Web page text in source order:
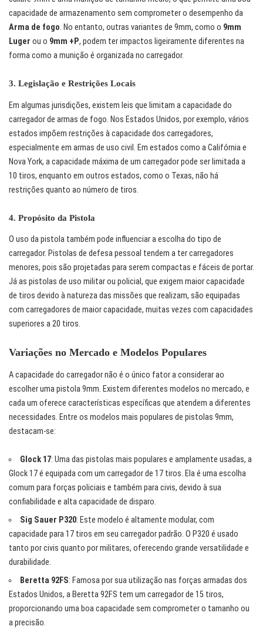
capacidade de armazenamento sem comprometer o desempenho da
Arma de fogo. No entanto, outras variantes de 9mm, como o 9mm
Luger ou o 9mm +P, podem ter impactos ligeiramente diferentes na
forma como a munição é organizada no carregador.
3. Legislação e Restrições Locais
Em algumas jurisdições, existem leis que limitam a capacidade do
carregador de armas de fogo. Nos Estados Unidos, por exemplo, vários
estados impõem restrições à capacidade dos carregadores,
especialmente em armas de uso civil. Em estados como a Califórnia e
Nova York, a capacidade máxima de um carregador pode ser limitada a
10 tiros, enquanto em outros estados, como o Texas, não há
restrições quanto ao número de tiros.
4. Propósito da Pistola
O uso da pistola também pode influenciar a escolha do tipo de
carregador. Pistolas de defesa pessoal tendem a ter carregadores
menores, pois são projetadas para serem compactas e fáceis de portar.
Já as pistolas de uso militar ou policial, que exigem maior capacidade
de tiros devido à natureza das missões que realizam, são equipadas
com carregadores de maior capacidade, muitas vezes com capacidades
superiores a 20 tiros.
Variações no Mercado e Modelos Populares
A capacidade do carregador não é o único fator a considerar ao
escolher uma pistola 9mm. Existem diferentes modelos no mercado, e
cada um oferece características específicas que atendem a diferentes
necessidades. Entre os modelos mais populares de pistolas 9mm,
destacam-se:
Glock 17: Uma das pistolas mais populares e amplamente usadas, a
Glock 17 é equipada com um carregador de 17 tiros. Ela é uma escolha
comum para forças policiais e também para civis, devido à sua
confiabilidade e alta capacidade de disparo.
Sig Sauer P320: Este modelo é altamente modular, com
capacidade para 17 tiros em seu carregador padrão. O P320 é usado
tanto por civis quanto por militares, oferecendo grande versatilidade e
durabilidade.
Beretta 92FS: Famosa por sua utilização nas forças armadas dos
Estados Unidos, a Beretta 92FS tem um carregador de 15 tiros,
proporcionando uma boa capacidade sem comprometer o tamanho ou
a precisão.